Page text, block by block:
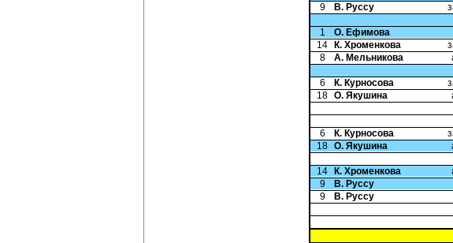
9
В. Руссу
1
О. Ефимова
14
К. Хроменкова
8
А. Мельникова
6
К. Курносова
18 О. Якушина
6
К. Курносова
18 О. Якушина
14
К. Хроменкова
9
В. Руссу
9
В. Руссу